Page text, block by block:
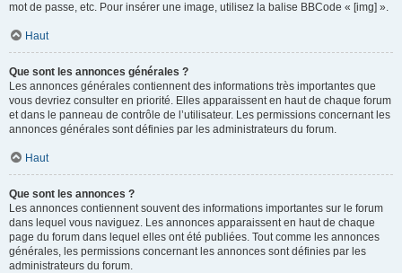
mot de passe, etc. Pour insérer une image, utilisez la balise BBCode « [img] ».
Haut
Que sont les annonces générales ?
Les annonces générales contiennent des informations très importantes que
vous devriez consulter en priorité. Elles apparaissent en haut de chaque forum
et dans le panneau de contrôle de l’utilisateur. Les permissions concernant les
annonces générales sont définies par les administrateurs du forum.
Haut
Que sont les annonces ?
Les annonces contiennent souvent des informations importantes sur le forum
dans lequel vous naviguez. Les annonces apparaissent en haut de chaque
page du forum dans lequel elles ont été publiées. Tout comme les annonces
générales, les permissions concernant les annonces sont définies par les
administrateurs du forum.